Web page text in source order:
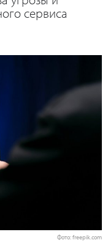
сервиса
Фото: freepik.com